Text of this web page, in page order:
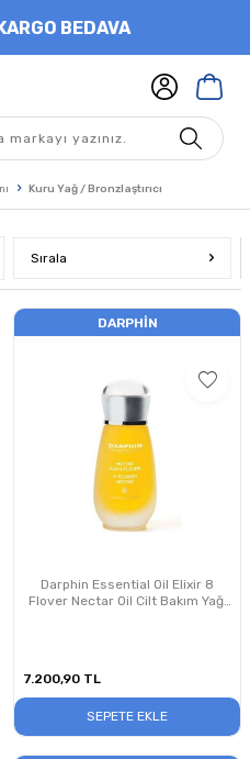
BEDAVA
Kuru Yağ / Bronzlaştırıcı
Sırala
DARPHIN
Darphin Essential Oil Elixir 8
Flover Nectar Oil Cilt Bakım Yağı
7.200,90 TL
SEPETE EKLE